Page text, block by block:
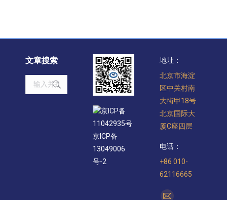
文章搜索
Search:
京ICP备
11042935号
京ICP备
13049006
号-2
地址：
北京市海淀
区中关村南
大街甲18号
北京国际大
厦C座四层
电话：
+86 010-
62116665
找到我们：